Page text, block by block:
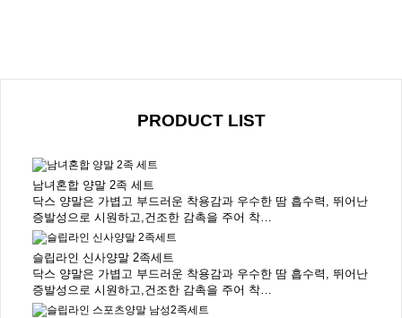
PRODUCT LIST
남녀혼합 양말 2족 세트
닥스 양말은 가볍고 부드러운 착용감과 우수한 땀 흡수력, 뛰어난
증발성으로 시원하고,건조한 감촉을 주어 착…
슬립라인 신사양말 2족세트
닥스 양말은 가볍고 부드러운 착용감과 우수한 땀 흡수력, 뛰어난
증발성으로 시원하고,건조한 감촉을 주어 착…